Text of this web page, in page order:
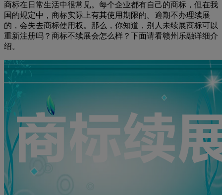
商标在日常生活中很常见。每个企业都有自己的商标，但在我
国的规定中，商标实际上有其使用期限的。逾期不办理续展
的，会失去商标使用权。那么，你知道，别人未续展商标可以
重新注册吗？商标不续展会怎么样？下面请看赣州乐融详细介
绍。